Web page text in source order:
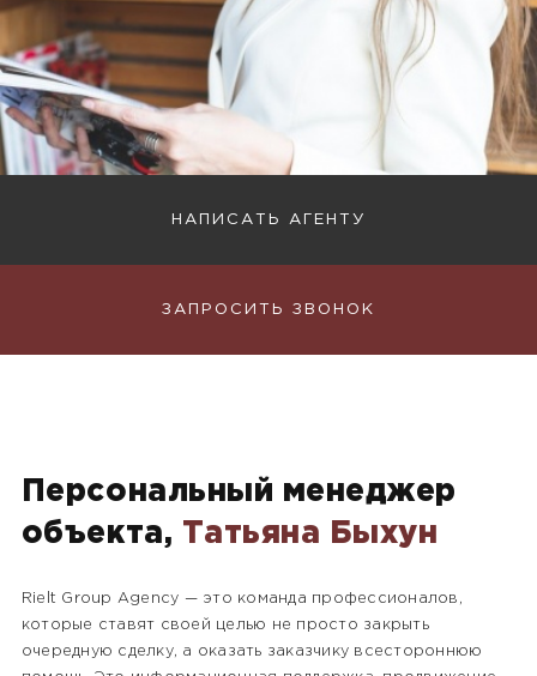
НАПИСАТЬ АГЕНТУ
ЗАПРОСИТЬ ЗВОНОК
Персональный менеджер
объекта, Татьяна Быхун
Rielt Group Agency — это команда профессионалов,
которые ставят своей целью не просто закрыть
очередную сделку, а оказать заказчику всестороннюю